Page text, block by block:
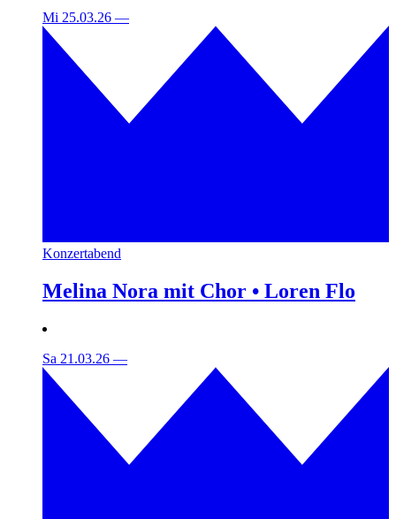
Mi 25.03.26 —
Konzertabend
Melina Nora mit Chor • Loren Flo
Sa 21.03.26 —